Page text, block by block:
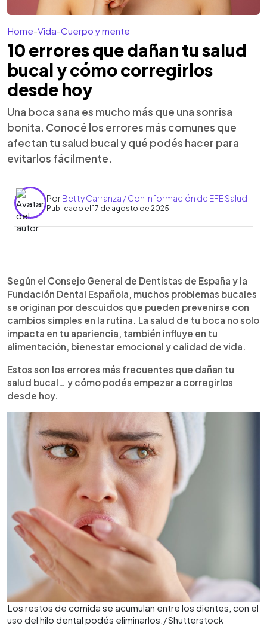
Home-Vida-Cuerpo y mente
10 errores que dañan tu salud
bucal y cómo corregirlos
desde hoy
Una boca sana es mucho más que una sonrisa
bonita. Conocé los errores más comunes que
afectan tu salud bucal y qué podés hacer para
evitarlos fácilmente.
PorBetty Carranza / Con información de EFE Salud
Publicado el 17 de agosto de 2025
► Escuchar artículo
Cuidar la salud bucal es esencial no solo para una
sonrisa bonita, sino también para el bienestar
general. Los expertos señalan diez errores
frecuentes: no usar hilo dental, conservar
demasiado tiempo el mismo cepillo, abusar de
bebidas azucaradas o ácidas, no hidratarse
adecuadamente, fumar, no usar protector bucal
en deportes, cepillarse con fuerza excesiva,
descuidar la protección de los labios, saltarse
revisiones dentales y creer que la salud oral es
solo estética. Corregirlos es sencillo: incorporar
hilo dental, cambiar el cepillo cada tres meses,
hidratarse, moderar azúcares, dejar el tabaco y
acudir al dentista regularmente.
Según el Consejo General de Dentistas de España y la
Fundación Dental Española, muchos problemas bucales
se originan por descuidos que pueden prevenirse con
cambios simples en la rutina. La salud de tu boca no solo
impacta en tu apariencia, también influye en tu
alimentación, bienestar emocional y calidad de vida.
Estos son los errores más frecuentes que dañan tu
salud bucal… y cómo podés empezar a corregirlos
desde hoy.
Los restos de comida se acumulan entre los dientes, con el
uso del hilo dental podés eliminarlos./Shutterstock